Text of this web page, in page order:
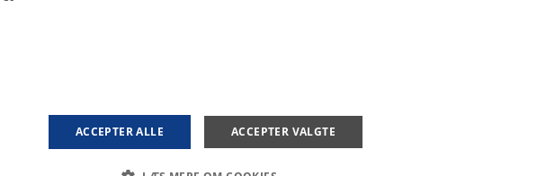
KOMMUNIKATION OG
Om instituttet
Medarbejdere
ACCEPTER ALLE ACCEPTER VALGTE